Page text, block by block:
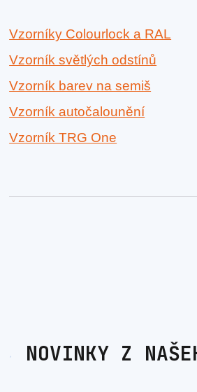
Vzorníky Colourlock a RAL
Vzorník světlých odstínů
Vzorník barev na semiš
Vzorník autočalounění
Vzorník TRG One
NOVINKY Z